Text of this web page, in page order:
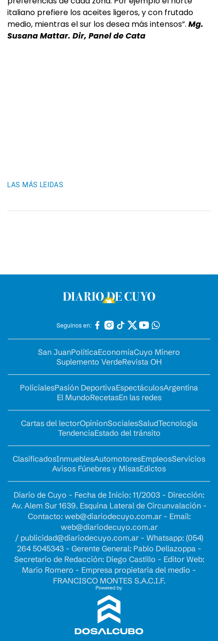
italiano prefiere los aceites ligeros, y con frutado
medio, mientras el sur los desea más intensos”. Mg.
Susana Mattar. Dir, Panel de Cata
LAS MÁS LEIDAS
Seguinos en:
San JuanPolíticaEconomíaCuyo Minero
Suplemento VerdeRevista OH
PolicialesPasión DeportivaEspectáculosArgentina
El MundoRecetasEn las redes
Cartas del lectorOpinionSocialesSaludTecnología
TendenciaEstado del tránsito
ClasificadosInmueblesAutomotoresEmpleosServicios
Avisos Fúnebres y MisasEdictos
Diario de Cuyo - Fecha de Inicio: 11/2003 - Dirección:
Av. Alem Sur 1639. Esquina Lateral de Circunvalación -
Contacto: web@diariodecuyo.com.ar- Email:
web@diariodecuyo.com.ar
/ publicidad@diariodecuyo.com.ar- Whatsapp: (054)
264 5045343 - Gerente General: Pablo Dellazoppa -
Secretario de Redacción: Diego Castillo - Editor Web:
Mario Romero - Empresa propietaria del medio -
FRANCISCO MONTES S.A.C.I.F.